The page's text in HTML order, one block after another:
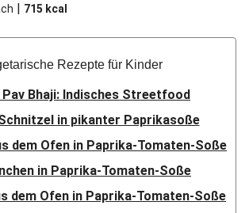
| 715 kcal
Rezepte für Kinder
Pav Bhaji: Indisches Streetfood
in pikanter Paprikasoße
dem Ofen in Paprika-Tomaten-Soße
in Paprika-Tomaten-Soße
dem Ofen in Paprika-Tomaten-Soße